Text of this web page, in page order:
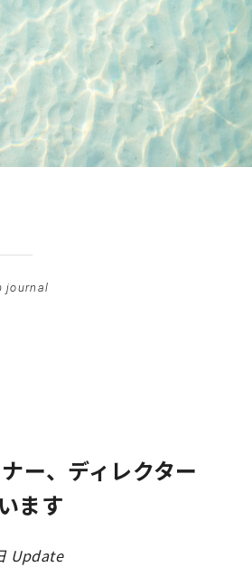
覧
journal
ー、ディレクター
ます
Update